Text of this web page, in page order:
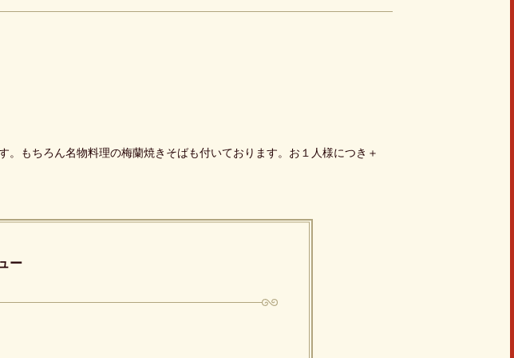
もちろん名物料理の梅蘭焼きそばも付いております。お１人様につき＋
ー